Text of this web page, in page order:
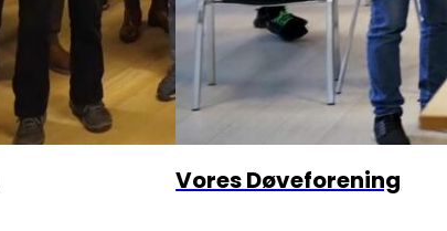
Vores Døveforening